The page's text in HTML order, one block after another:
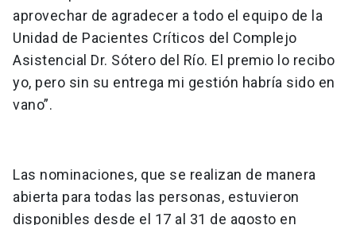
aprovechar de agradecer a todo el equipo de la
Unidad de Pacientes Críticos del Complejo
Asistencial Dr. Sótero del Río. El premio lo recibo
yo, pero sin su entrega mi gestión habría sido en
vano”.
Las nominaciones, que se realizan de manera
abierta para todas las personas, estuvieron
disponibles desde el 17 al 31 de agosto en